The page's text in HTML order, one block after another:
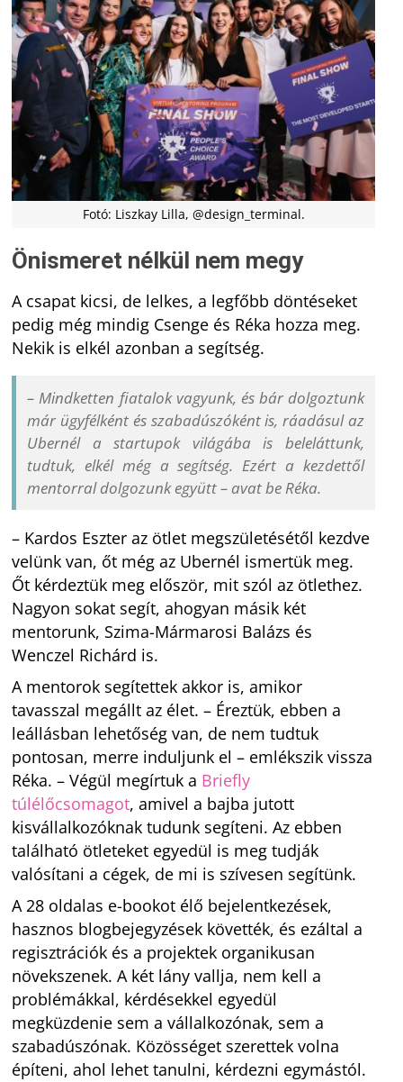
Fotó: Liszkay Lilla, @design_terminal.
Önismeret nélkül nem megy
A csapat kicsi, de lelkes, a legfőbb döntéseket
pedig még mindig Csenge és Réka hozza meg.
Nekik is elkél azonban a segítség.
– Mindketten fiatalok vagyunk, és bár dolgoztunk
már ügyfélként és szabadúszóként is, ráadásul az
Ubernél a startupok világába is beleláttunk,
tudtuk, elkél még a segítség. Ezért a kezdettől
mentorral dolgozunk együtt – avat be Réka.
– Kardos Eszter az ötlet megszületésétől kezdve
velünk van, őt még az Ubernél ismertük meg.
Őt kérdeztük meg először, mit szól az ötlethez.
Nagyon sokat segít, ahogyan másik két
mentorunk, Szima-Mármarosi Balázs és
Wenczel Richárd is.
A mentorok segítettek akkor is, amikor
tavasszal megállt az élet. – Éreztük, ebben a
leállásban lehetőség van, de nem tudtuk
pontosan, merre induljunk el – emlékszik vissza
Réka. – Végül megírtuk a Briefly
túlélőcsomagot, amivel a bajba jutott
kisvállalkozóknak tudunk segíteni. Az ebben
található ötleteket egyedül is meg tudják
valósítani a cégek, de mi is szívesen segítünk.
A 28 oldalas e-bookot élő bejelentkezések,
hasznos blogbejegyzések követték, és ezáltal a
regisztrációk és a projektek organikusan
növekszenek. A két lány vallja, nem kell a
problémákkal, kérdésekkel egyedül
megküzdenie sem a vállalkozónak, sem a
szabadúszónak. Közösséget szerettek volna
építeni, ahol lehet tanulni, kérdezni egymástól.